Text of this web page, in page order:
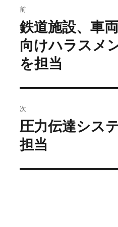
稿
ナ
ビ
ゲ
ー
シ
ョ
ン
前
前
の
投
稿:
鉄道施設、車
向けハラスメ
を担当
次
次
の
投
稿:
圧力伝達シス
担当